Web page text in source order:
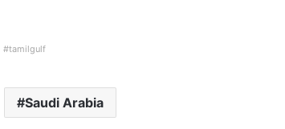
#tamilgulf
Saudi Arabia